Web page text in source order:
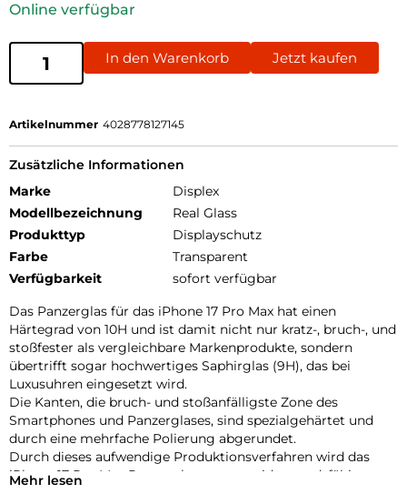
Online verfügbar
In den Warenkorb Jetzt kaufen
Artikelnummer 4028778127145
Zusätzliche Informationen
Marke
Displex
Modellbezeichnung
Real Glass
Produkttyp
Displayschutz
Farbe
Transparent
Verfügbarkeit
sofort verfügbar
Das Panzerglas für das iPhone 17 Pro Max hat einen
Härtegrad von 10H und ist damit nicht nur kratz-, bruch-, und
stoßfester als vergleichbare Markenprodukte, sondern
übertrifft sogar hochwertiges Saphirglas (9H), das bei
Luxusuhren eingesetzt wird.
Die Kanten, die bruch- und stoßanfälligste Zone des
Smartphones und Panzerglases, sind spezialgehärtet und
durch eine mehrfache Polierung abgerundet.
Durch dieses aufwendige Produktionsverfahren wird das
iPhone 17 Pro Max Panzerglas extrem widerstandsfähig
Mehr lesen